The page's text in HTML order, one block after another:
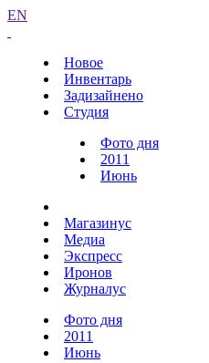
EN
Новое
Инвентарь
Задизайнено
Студия
Фото дня
2011
Июнь
Магазинус
Медиа
Экспресс
Иронов
Журналус
Фото дня
2011
Июнь